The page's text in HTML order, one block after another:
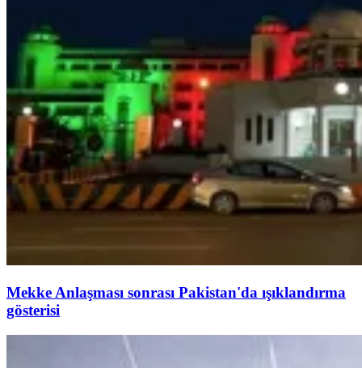
Mekke Anlaşması sonrası Pakistan'da ışıklandırma
gösterisi